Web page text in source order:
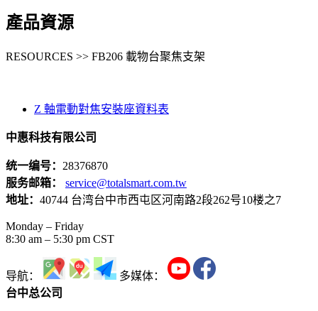
產品資源
RESOURCES >> FB206 載物台聚焦支架
Z 軸電動對焦安裝座資料表
中惠科技有限公司
统一编号： 28376870
服务邮箱：
service@totalsmart.com.tw
地址： 40744 台湾台中市西屯区河南路2段262号10楼之7
Monday – Friday
8:30 am – 5:30 pm CST
导航：
多媒体：
台中总公司